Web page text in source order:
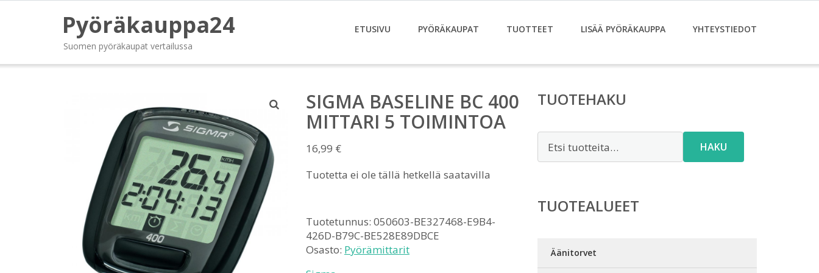
Pyöräkauppa24
Suomen pyöräkaupat vertailussa
ETUSIVU PYÖRÄKAUPAT TUOTTEET LISÄÄ PYÖRÄKAUPPA YHTEYSTIEDOT
SIGMA BASELINE BC 400
MITTARI 5 TOIMINTOA
16,99 €
Tuotetta ei ole tällä hetkellä saatavilla
Tuotetunnus: 050603-BE327468-E9B4-
426D-B79C-BE528E89DBCE
Osasto: Pyörämittarit
TUOTEHAKU
HAKU
TUOTEALUEET
Äänitorvet